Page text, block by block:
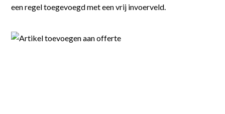
Eigen mobiele app
Versleepbare tijdsplanning
een regel toegevoegd met een vrij invoerveld.